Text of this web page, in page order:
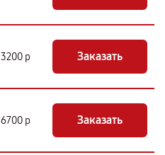
3200 р Заказать
6700 р Заказать